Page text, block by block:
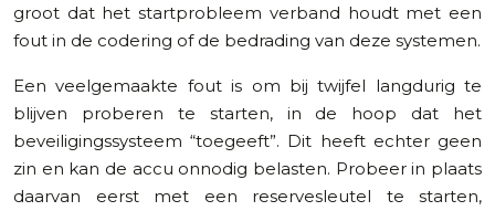
groot dat het startprobleem verband houdt met een
fout in de codering of de bedrading van deze systemen.
Een veelgemaakte fout is om bij twijfel langdurig te
blijven proberen te starten, in de hoop dat het
beveiligingssysteem “toegeeft”. Dit heeft echter geen
zin en kan de accu onnodig belasten. Probeer in plaats
daarvan eerst met een reservesleutel te starten,